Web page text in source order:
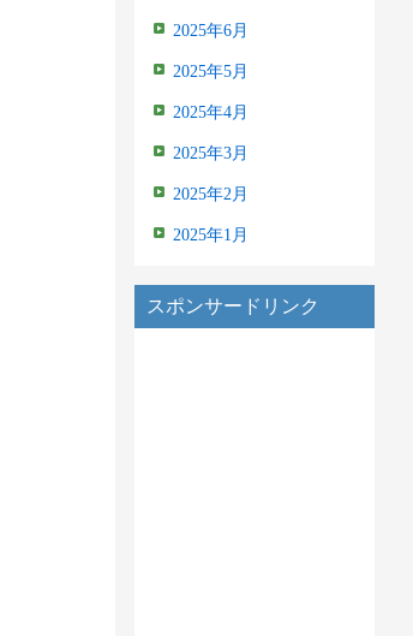
2025年6月
2025年5月
2025年4月
2025年3月
2025年2月
2025年1月
スポンサードリンク